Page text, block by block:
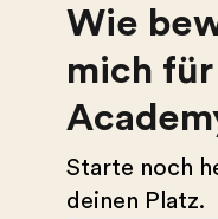
Wie
mich für
Starte noch
deinen Platz.